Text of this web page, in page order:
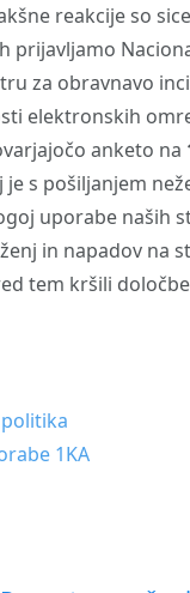
reakcije so
prijavljamo
za obravnavo
elektronskih
anketo na
s pošiljanjem
uporabe naših
in napadov na
tem kršili
1KA